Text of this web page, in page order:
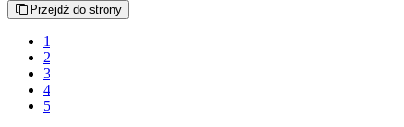
Przejdź do strony
1
2
3
4
5